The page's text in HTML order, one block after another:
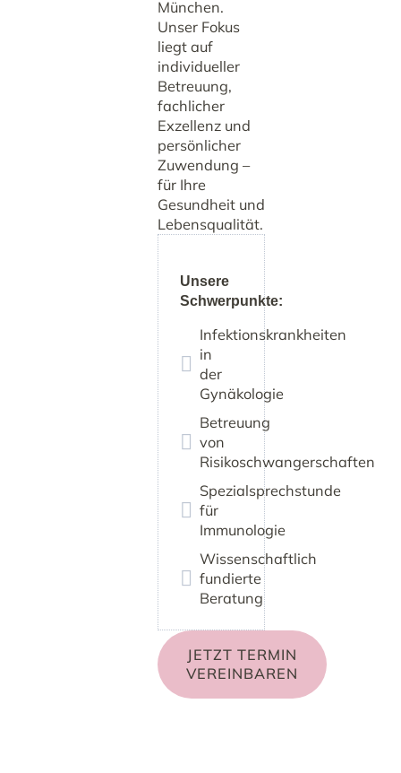
München.
Unser Fokus
liegt auf
individueller
Betreuung,
fachlicher
Exzellenz und
persönlicher
Zuwendung –
für Ihre
Gesundheit und
Lebensqualität.
Unsere
Schwerpunkte:
Infektionskrankheiten
in
der
Gynäkologie
Betreuung
von
Risikoschwangerschaften
Spezialsprechstunde
für
Immunologie
Wissenschaftlich
fundierte
Beratung
JETZT TERMIN
VEREINBAREN